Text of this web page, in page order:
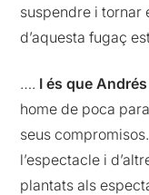
suspendre i tornar
d’aquesta fugaç
…. I és que
home de poca
seus
l’espectacle i
plantats als